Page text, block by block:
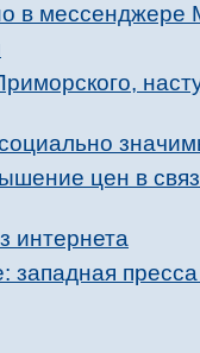
в мессенджере
цен в
интернета
западная